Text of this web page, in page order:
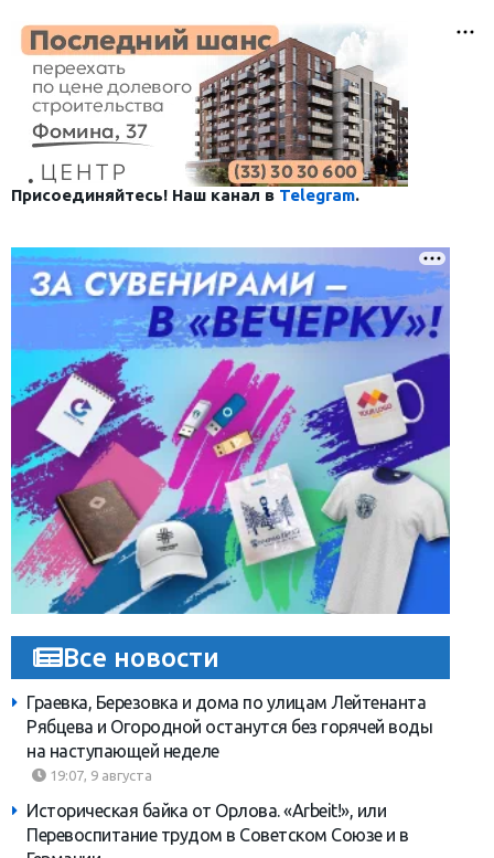
Присоединяйтесь! Наш канал в Telegram.
Все новости
Граевка, Березовка и дома по улицам Лейтенанта
Рябцева и Огородной останутся без горячей воды
на наступающей неделе
19:07, 9 августа
Историческая байка от Орлова. «Arbeit!», или
Перевоспитание трудом в Советском Союзе и в